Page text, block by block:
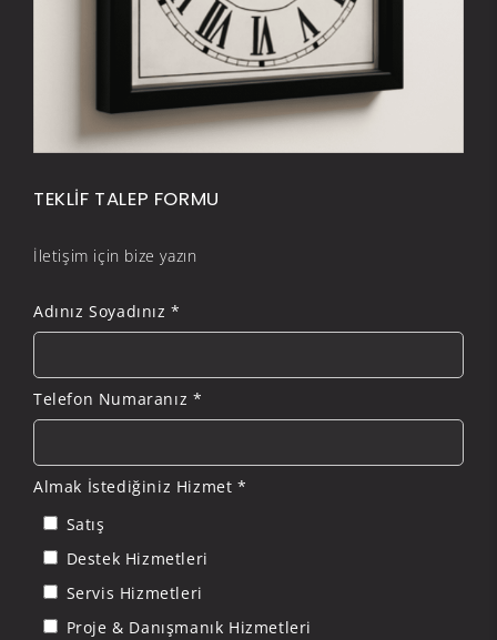
TEKLİF TALEP FORMU
İletişim için bize yazın
Adınız Soyadınız *
Telefon Numaranız *
Almak İstediğiniz Hizmet *
Satış
Destek Hizmetleri
Servis Hizmetleri
Proje & Danışmanık Hizmetleri